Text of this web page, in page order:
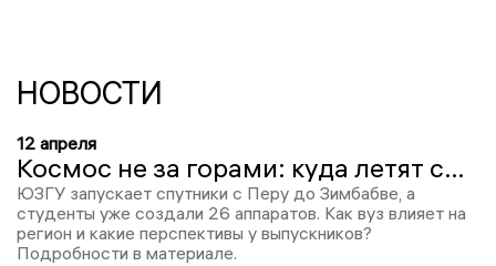
НОВОСТИ
12 апреля
Космос не за горами: куда летят спутники курского вуза
ЮЗГУ запускает спутники с Перу до Зимбабве, а
студенты уже создали 26 аппаратов. Как вуз влияет на
регион и какие перспективы у выпускников?
Подробности в материале.